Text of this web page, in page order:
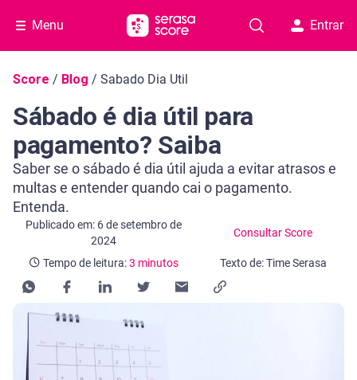
Menu Entrar
Navegação do blog
Score / Blog / Sabado Dia Util
Sábado é dia útil para
pagamento? Saiba
Saber se o sábado é dia útil ajuda a evitar atrasos e
multas e entender quando cai o pagamento.
Entenda.
Publicado em: 6 de setembro de
2024
Consultar Score
Categoria Consultar Score
Tempo de leitura:3 minutos
Tempo de leitura: 3 minutos
Texto de: Time Serasa